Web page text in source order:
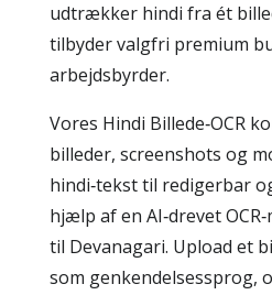
udtrækker hindi fra ét
tilbyder valgfri premium
arbejdsbyrder.
Vores Hindi Billede‑OCR
billeder, screenshots og
hindi‑tekst til redigerbar
hjælp af en AI‑drevet
til Devanagari. Upload et
som genkendelsessprog,